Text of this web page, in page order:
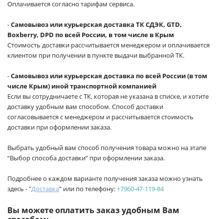
Оплачивается согласно тарифам сервиса.
-Самовывоз или курьерская доставка ТК СДЭК, GTD,
Boxberry, DPD по всей России, в том числе в Крым
Стоимость доставки рассчитывается менеджером и оплачивается
клиентом при получении в пункте выдачи выбранной ТК.
-Самовывоз или курьерская доставка по всей России (в том
числе Крым) иной транспортной компанией
Если вы сотрудничаете с ТК, которая не указана в списке, и хотите
доставку удобным вам способом. Способ доставки
согласовывается с менеджером и рассчитывается стоимость
доставки при оформлении заказа.
Выбрать удобный вам способ получения товара можно на этапе
“Выбор способа доставки” при оформлении заказа.
Подробнее о каждом варианте получения заказа можно узнать
здесь - "Доставка" или по телефону:+7960-47-119-84
Вы можете оплатить заказ удобным Вам